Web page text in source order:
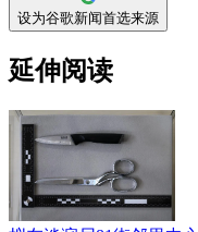
设为谷歌新闻首选来源
延伸阅读